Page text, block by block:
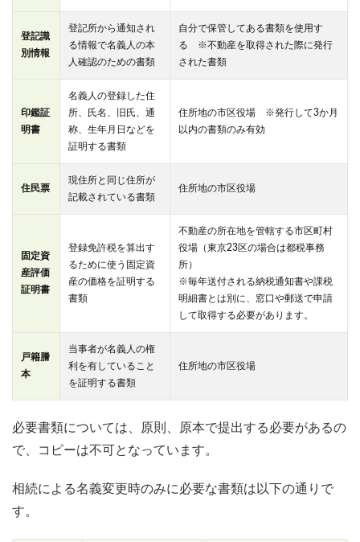
登記識
別情報
登記所から通知され
る情報で名義人の本
人確認のための書類
自分で保管してある書類を使用す
る ※不動産を取得された際に発行
された書類
印鑑証
明書
名義人の登録した住
所、氏名、旧氏、通
称、生年月日などを
証明する書類
住所地の市区役場 ※発行して3か月
以内の書類のみ有効
住民票
現住所と同じ住所が
記載されている書類
住所地の市区役場
固定資
産評価
証明書
登録免許税を算出す
るために使う固定資
産の価格を証明する
書類
不動産の所在地を管轄する市区町村
役場（東京23区の場合は都税事務
所）
※毎年送付される納税通知書や課税
明細書とは別に、窓口や郵送で申請
して取得する必要があります。
戸籍謄
本
当事者が名義人の権
利を有していること
を証明する書類
住所地の市区役場
必要書類については、原則、原本で提出する必要があるの
で、コピーは不可となっています。
相続による名義変更時のみに必要な書類は以下の通りで
す。